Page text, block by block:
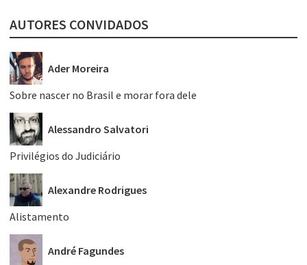
AUTORES CONVIDADOS
Ader Moreira
Sobre nascer no Brasil e morar fora dele
Alessandro Salvatori
Privilégios do Judiciário
Alexandre Rodrigues
Alistamento
André Fagundes